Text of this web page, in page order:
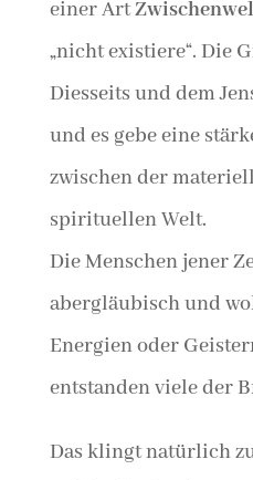
einer Art
„nicht existiere“. Die
Diesseits und dem
und es gebe eine
zwischen der
spirituellen Welt.
Die Menschen jener
abergläubisch und
Energien oder
entstanden viele der
Das klingt natürlich